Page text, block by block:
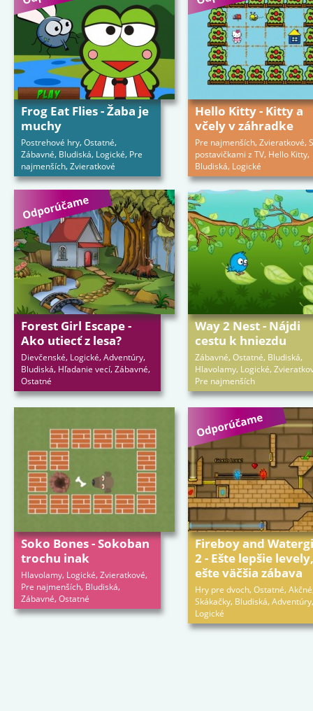
Frog Eat Flies - Žaba je
muchy
Postrehové hry,Ostatné,
Zábavné, Bludiská, Logické, Pre
najmenších,Zvieratkové
Hello Kitty - Kitty a
včely v záhradke
Pre najmenších,Zvieratkové,S
postavičkami z TV, Hello Kitty,
Bludiská, Logické
Forest Girl Escape -
Ako utiecť z lesa?
Dievčenské, Logické,Adventúry,
Bludiská, Hľadanie vecí,Zábavné,
Ostatné
Way 2 Nest - Nájdi
cestu k hniezdu
Zábavné,Ostatné, Bludiská,
Hlavolamy, Logické,
Pre najmenších
Soko Bones - Sokoban
trochu inak
Hlavolamy, Logické,Zvieratkové,
Pre najmenších, Bludiská,
Zábavné,Ostatné
Fireboy and
2 - Ešte lepšie levely,
ešte väčšia zábava
Hry pre dvoch,Ostatné,Akčné
Skákačky, Bludiská,Adventúry,
Logické